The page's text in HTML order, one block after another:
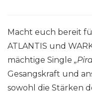
Macht euch bereit
ATLANTIS und
mächtige Single
Gesangskraft und
sowohl die Stärken